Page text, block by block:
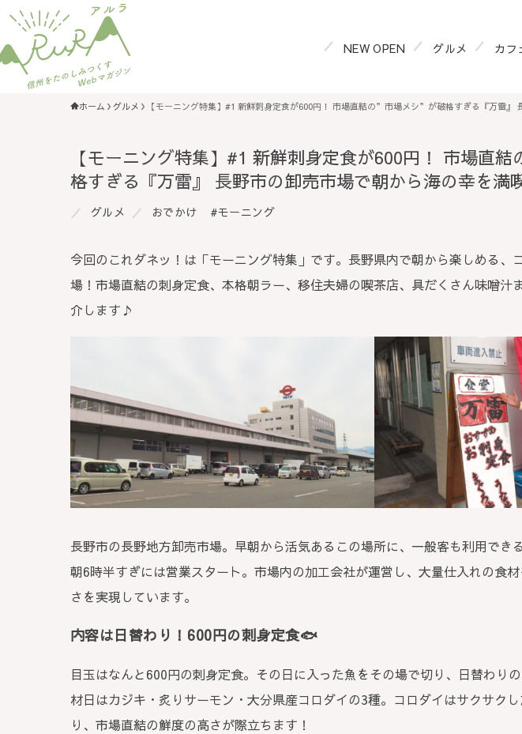
NEW OPEN グルメ カフ
ホーム グルメ 【モーニング特集】#1 新鮮刺身定食が600円！ 市場直結の”市場メシ”が破格すぎる『万雷』
【モーニング特集】#1 新鮮刺身定食が600円！ 市場直
格すぎる『万雷』 長野市の卸売市場で朝から海の幸を満
グルメ おでかけ モーニング
今回のこれダネッ！は「モーニング特集」です。長野県内で朝から楽しめる、
場！市場直結の刺身定食、本格朝ラー、移住夫婦の喫茶店、具だくさん味噌汁
介します♪
長野市の長野地方卸売市場。早朝から活気あるこの場所に、一般客も利用でき
朝6時半すぎには営業スタート。市場内の加工会社が運営し、大量仕入れの食
さを実現しています。
内容は日替わり！600円の刺身定食🐟
目玉はなんと600円の刺身定食。その日に入った魚をその場で切り、日替わり
材日はカジキ・炙りサーモン・大分県産コロダイの3種。コロダイはサクサク
り、市場直結の鮮度の高さが際立ちます！